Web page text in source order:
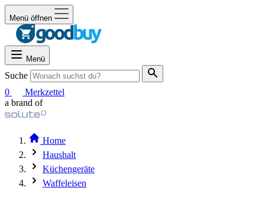
Menü öffnen
Menü
Suche
0
Merkzettel
a brand of
Home
Haushalt
Küchengeräte
Waffeleisen